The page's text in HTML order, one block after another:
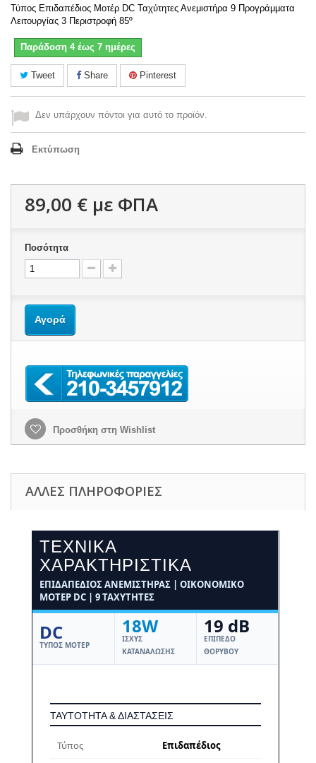
Τύπος Eπιδαπέδιος Μοτέρ DC Ταχύτητες Ανεμιστήρα 9 Προγράμματα
Λειτουργίας 3 Περιστροφή 85º
Παράδοση 4 έως 7 ημέρες
Tweet Share Pinterest
Δεν υπάρχουν πόντοι για αυτό το προϊόν.
Εκτύπωση
89,00 € με ΦΠΑ
Ποσότητα
Αγορά
Προσθήκη στη Wishlist
ΆΛΛΕΣ ΠΛΗΡΟΦΟΡΊΕΣ
ΤΕΧΝΙΚΆ
ΧΑΡΑΚΤΗΡΙΣΤΙΚΆ
ΕΠΙΔΑΠΈΔΙΟΣ ΑΝΕΜΙΣΤΉΡΑΣ | ΟΙΚΟΝΟΜΙΚΌ
ΜΟΤΈΡ DC | 9 ΤΑΧΎΤΗΤΕΣ
DC
ΤΎΠΟΣ ΜΟΤΈΡ
18W
ΙΣΧΎΣ
ΚΑΤΑΝΆΛΩΣΗΣ
19 dB
ΕΠΊΠΕΔΟ
ΘΟΡΎΒΟΥ
ΤΑΥΤΌΤΗΤΑ & ΔΙΑΣΤΆΣΕΙΣ
Τύπος Επιδαπέδιος